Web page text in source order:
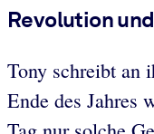
Revolution
Tony schreibt an
Ende des Jahres